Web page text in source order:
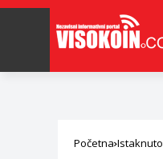
Početna Istaknuto